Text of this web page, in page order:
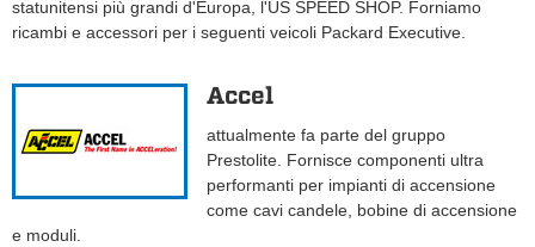
statunitensi più grandi d'Europa, l'US SPEED SHOP. Forniamo
ricambi e accessori per i seguenti veicoli Packard Executive.
Accel
attualmente fa parte del gruppo
Prestolite. Fornisce componenti ultra
performanti per impianti di accensione
come cavi candele, bobine di accensione
e moduli.